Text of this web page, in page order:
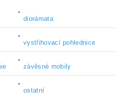
diorámata
vystřihovací pohlednice
závěsné mobily
ostatní